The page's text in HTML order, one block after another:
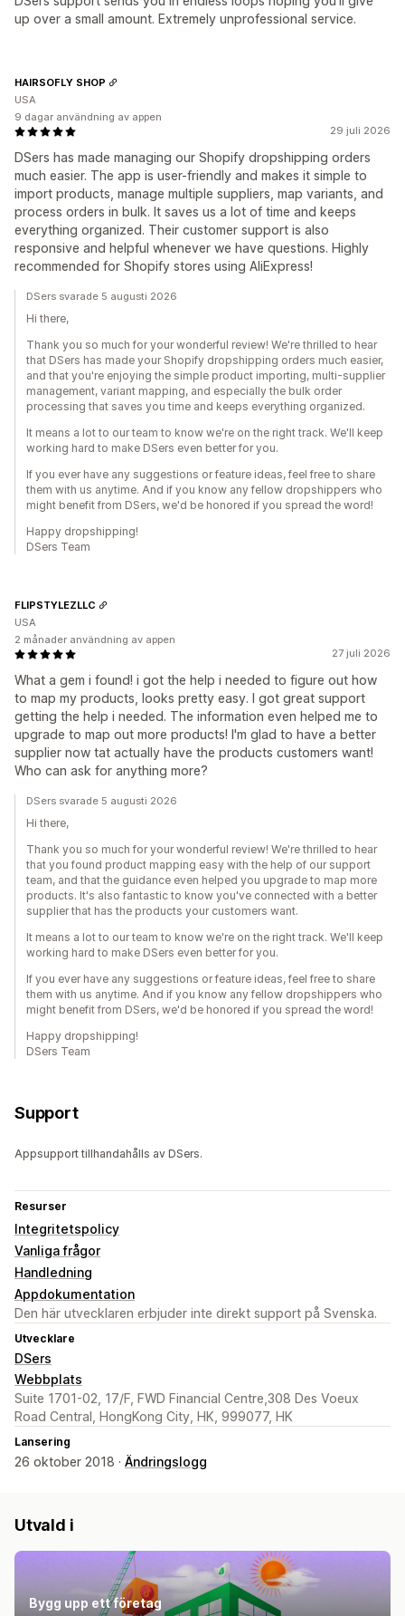
up over a small amount. Extremely unprofessional service.
29 juli 2026
DSers has made managing our Shopify dropshipping orders
much easier. The app is user-friendly and makes it simple to
import products, manage multiple suppliers, map variants, and
process orders in bulk. It saves us a lot of time and keeps
everything organized. Their customer support is also
responsive and helpful whenever we have questions. Highly
recommended for Shopify stores using AliExpress!
HAIRSOFLY SHOP
USA
9 dagar användning av appen
DSers svarade 5 augusti 2026
Hi there,
Thank you so much for your wonderful review! We're thrilled to hear
that DSers has made your Shopify dropshipping orders much easier,
and that you're enjoying the simple product importing, multi-supplier
management, variant mapping, and especially the bulk order
processing that saves you time and keeps everything organized.
It means a lot to our team to know we're on the right track. We'll keep
working hard to make DSers even better for you.
If you ever have any suggestions or feature ideas, feel free to share
them with us anytime. And if you know any fellow dropshippers who
might benefit from DSers, we'd be honored if you spread the word!
Happy dropshipping!
DSers Team
27 juli 2026
What a gem i found! i got the help i needed to figure out how
to map my products, looks pretty easy. I got great support
getting the help i needed. The information even helped me to
upgrade to map out more products! I'm glad to have a better
supplier now tat actually have the products customers want!
Who can ask for anything more?
FLIPSTYLEZLLC
USA
2 månader användning av appen
DSers svarade 5 augusti 2026
Hi there,
Thank you so much for your wonderful review! We're thrilled to hear
that you found product mapping easy with the help of our support
team, and that the guidance even helped you upgrade to map more
products. It's also fantastic to know you've connected with a better
supplier that has the products your customers want.
It means a lot to our team to know we're on the right track. We'll keep
working hard to make DSers even better for you.
If you ever have any suggestions or feature ideas, feel free to share
them with us anytime. And if you know any fellow dropshippers who
might benefit from DSers, we'd be honored if you spread the word!
Happy dropshipping!
DSers Team
Support
Appsupport tillhandahålls av DSers.
Resurser
Integritetspolicy
Vanliga frågor
Handledning
Appdokumentation
Den här utvecklaren erbjuder inte direkt support på Svenska.
Utvecklare
DSers
Webbplats
Suite 1701-02, 17/F, FWD Financial Centre,308 Des Voeux
Road Central, HongKong City, HK, 999077, HK
Lansering
26 oktober 2018 · Ändringslogg
Utvald i
Bygg upp ett företag